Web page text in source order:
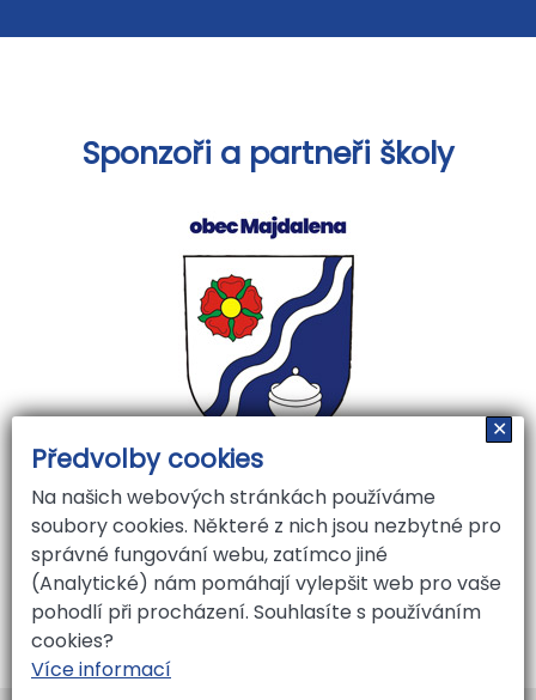
Sponzoři a partneři školy
Předvolby cookies
Na našich webových stránkách používáme
soubory cookies. Některé z nich jsou nezbytné pro
správné fungování webu, zatímco jiné
(Analytické) nám pomáhají vylepšit web pro vaše
pohodlí při procházení. Souhlasíte s používáním
cookies?
Více informací
✕